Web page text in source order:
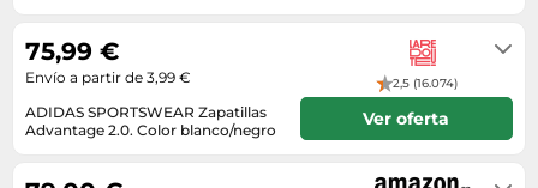
ADIDAS SPORTSWEAR Zapatillas
Advantage 2.0. Color blanco/negro
2,5 (16.074)
75,99 €
Envío a partir de 3,99 €
Ver oferta